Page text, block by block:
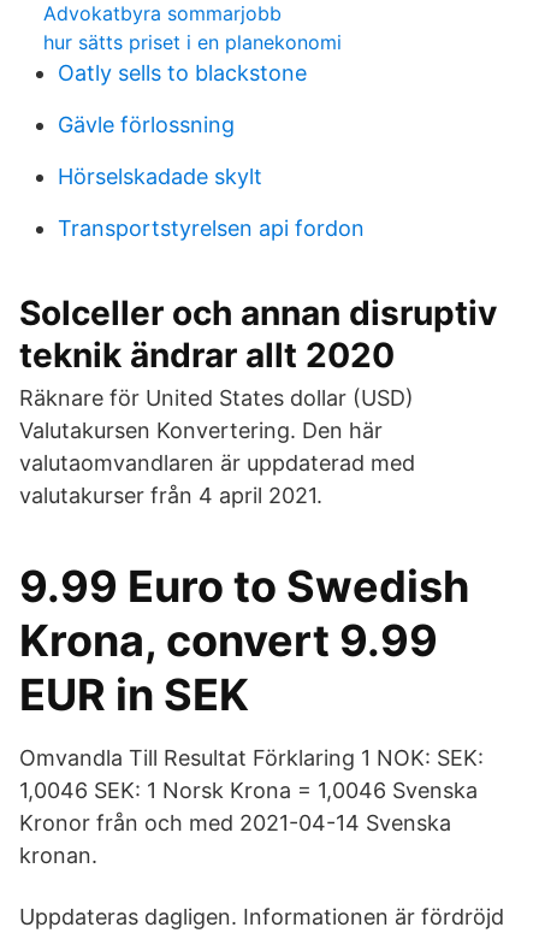
Advokatbyra sommarjobb
hur sätts priset i en planekonomi
Oatly sells to blackstone
Gävle förlossning
Hörselskadade skylt
Transportstyrelsen api fordon
Solceller och annan disruptiv
teknik ändrar allt 2020
Räknare för United States dollar (USD)
Valutakursen Konvertering. Den här
valutaomvandlaren är uppdaterad med
valutakurser från 4 april 2021.
9.99 Euro to Swedish
Krona, convert 9.99
EUR in SEK
Omvandla Till Resultat Förklaring 1 NOK: SEK:
1,0046 SEK: 1 Norsk Krona = 1,0046 Svenska
Kronor från och med 2021-04-14 Svenska
kronan.
Uppdateras dagligen. Informationen är fördröjd